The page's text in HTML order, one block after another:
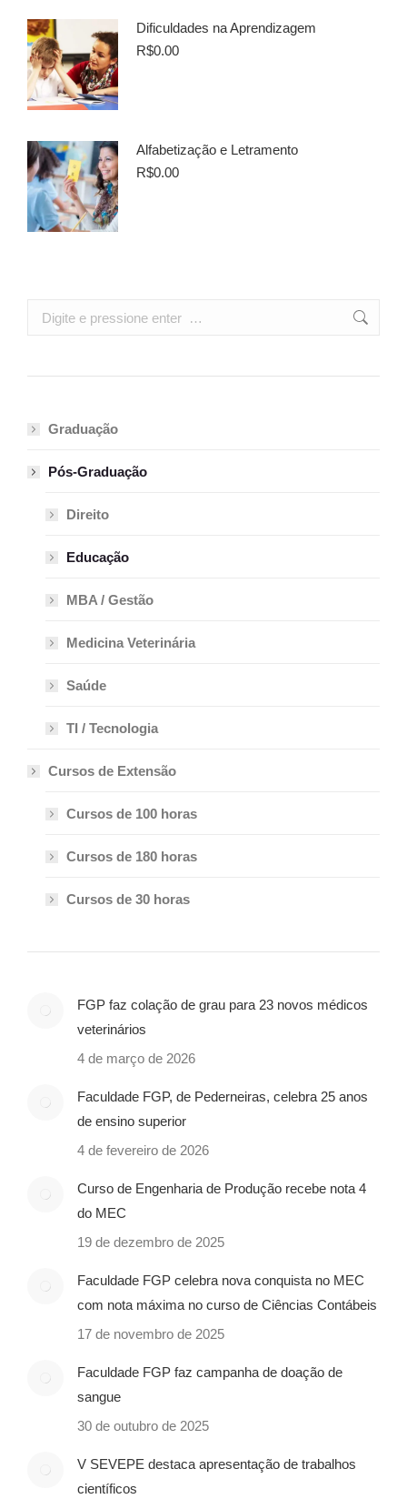
Dificuldades na Aprendizagem
R$0.00
Alfabetização e Letramento
R$0.00
Search:
Graduação
Pós-Graduação
Direito
Educação
MBA / Gestão
Medicina Veterinária
Saúde
TI / Tecnologia
Cursos de Extensão
Cursos de 100 horas
Cursos de 180 horas
Cursos de 30 horas
FGP faz colação de grau para 23 novos médicos
veterinários
4 de março de 2026
Faculdade FGP, de Pederneiras, celebra 25 anos
de ensino superior
4 de fevereiro de 2026
Curso de Engenharia de Produção recebe nota 4
do MEC
19 de dezembro de 2025
Faculdade FGP celebra nova conquista no MEC
com nota máxima no curso de Ciências Contábeis
17 de novembro de 2025
Faculdade FGP faz campanha de doação de
sangue
30 de outubro de 2025
V SEVEPE destaca apresentação de trabalhos
científicos